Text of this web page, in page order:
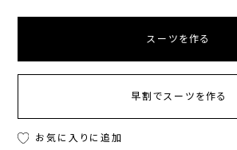
スーツを作る
早割でスーツを作る
お気に入りに追加